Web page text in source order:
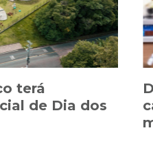
terá
de Dia dos